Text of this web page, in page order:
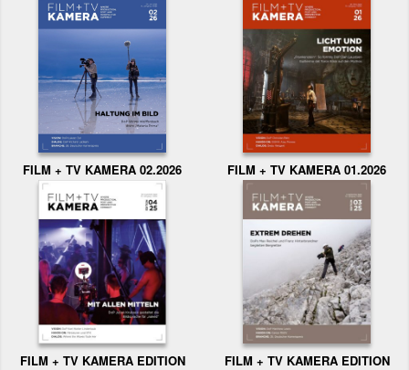
FILM + TV KAMERA 02.2026 FILM + TV KAMERA 01.2026
FILM + TV KAMERA EDITION
FILM + TV KAMERA EDITION